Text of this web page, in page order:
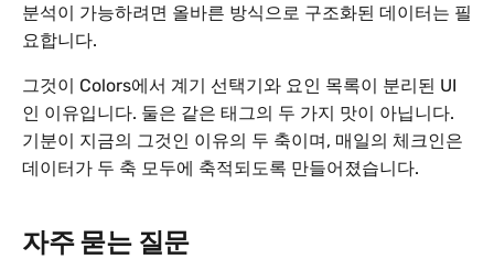
분석이 가능하려면 올바른 방식으로 구조화된 데이터는 필
요합니다.
그것이 Colors에서 계기 선택기와 요인 목록이 분리된 UI
인 이유입니다. 둘은 같은 태그의 두 가지 맛이 아닙니다.
기분이 지금의 그것인 이유의 두 축이며, 매일의 체크인은
데이터가 두 축 모두에 축적되도록 만들어졌습니다.
자주 묻는 질문